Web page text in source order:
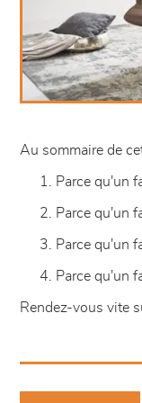
Au sommaire de
Parce qu'un
Parce qu'un
Parce qu'un
Parce qu'un
Rendez-vous vite